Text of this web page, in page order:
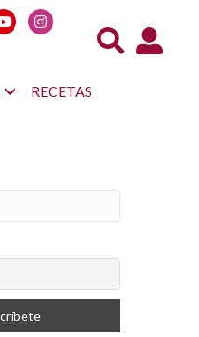
Acceso
RECETAS